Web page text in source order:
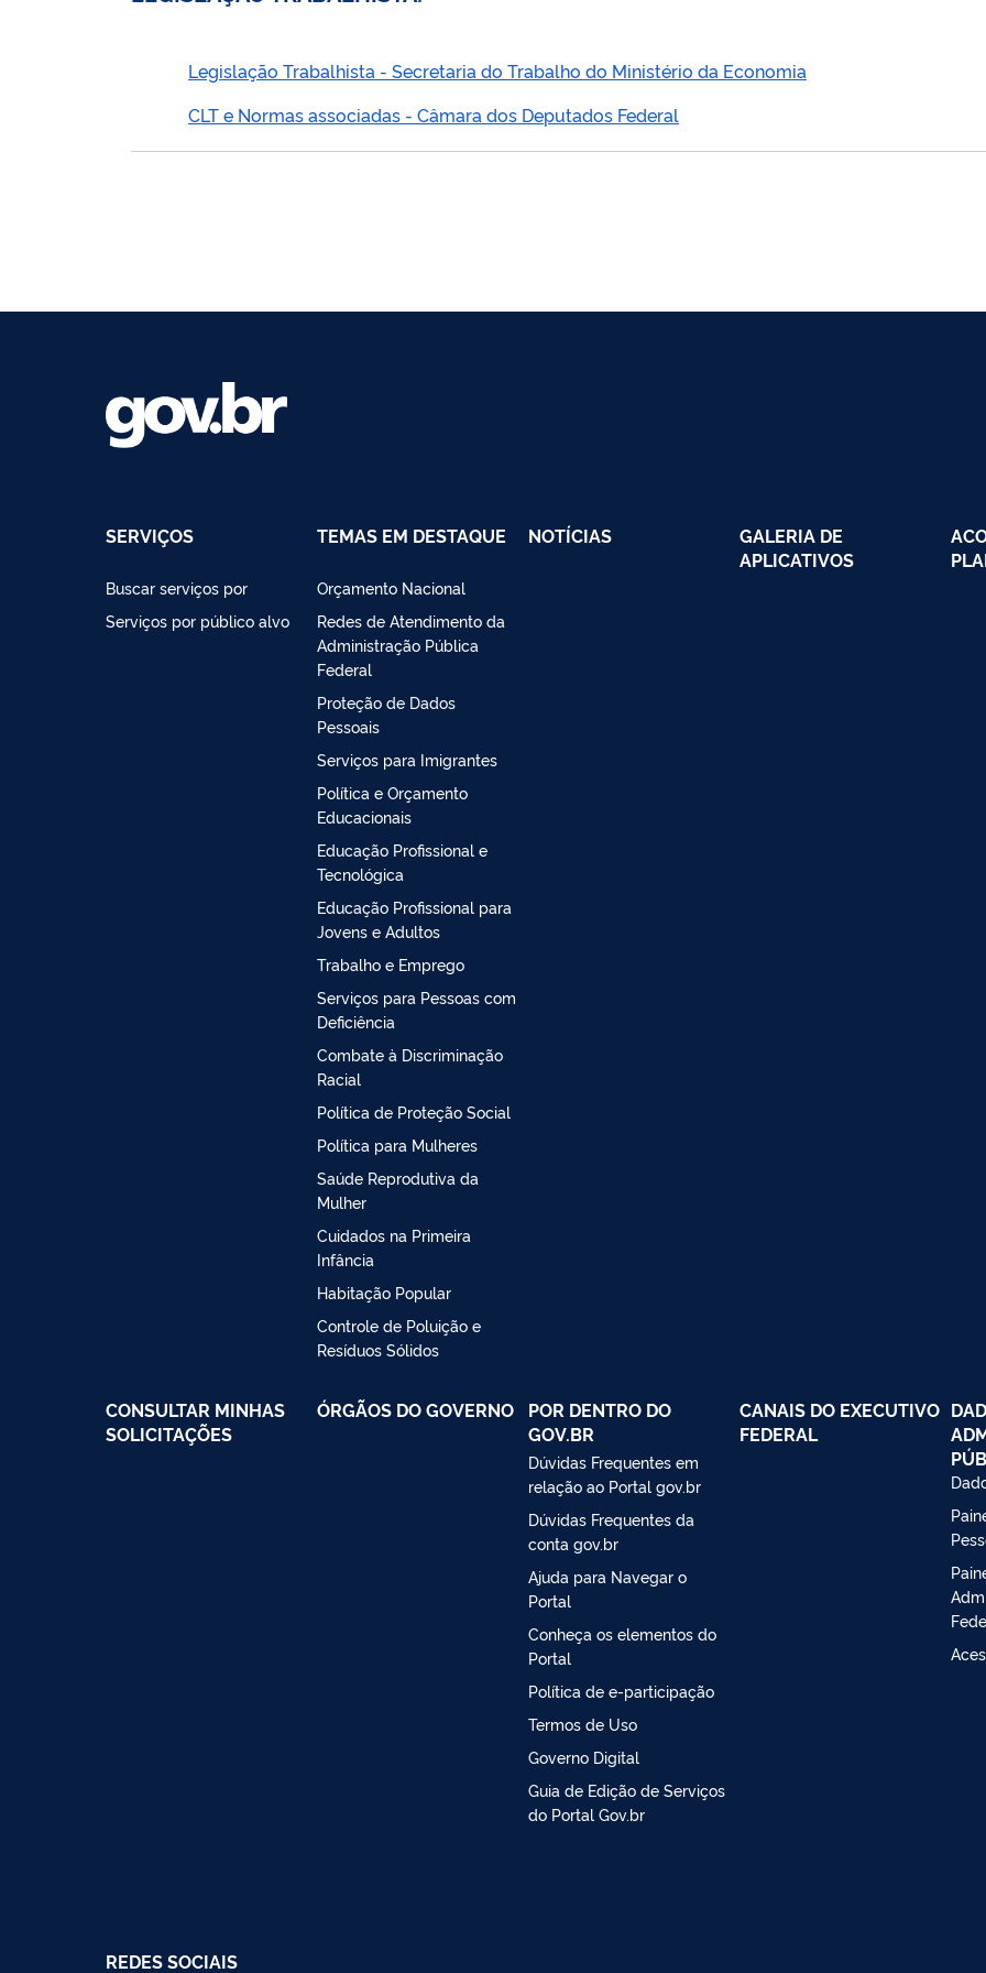
Legislação Trabalhista - Secretaria do Trabalho do Ministério da Economia
CLT e Normas associadas - Câmara dos Deputados Federal
SERVIÇOS
Buscar serviços por
Serviços por público alvo
TEMAS EM DESTAQUE
Orçamento Nacional
Redes de Atendimento da
Administração Pública
Federal
Proteção de Dados
Pessoais
Serviços para Imigrantes
Política e Orçamento
Educacionais
Educação Profissional e
Tecnológica
Educação Profissional para
Jovens e Adultos
Trabalho e Emprego
Serviços para Pessoas com
Deficiência
Combate à Discriminação
Racial
Política de Proteção Social
Política para Mulheres
Saúde Reprodutiva da
Mulher
Cuidados na Primeira
Infância
Habitação Popular
Controle de Poluição e
Resíduos Sólidos
NOTÍCIAS
GALERIA DE
APLICATIVOS
CONSULTAR MINHAS
SOLICITAÇÕES
ÓRGÃOS DO GOVERNO
POR DENTRO DO
GOV.BR
Dúvidas Frequentes em
relação ao Portal gov.br
Dúvidas Frequentes da
conta gov.br
Ajuda para Navegar o
Portal
Conheça os elementos do
Portal
Política de e-participação
Termos de Uso
Governo Digital
Guia de Edição de Serviços
do Portal Gov.br
CANAIS DO EXECUTIVO
FEDERAL
REDES SOCIAIS